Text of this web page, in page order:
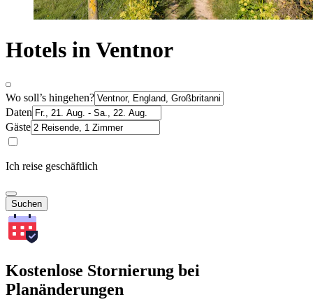
Hotels in Ventnor
Wo soll’s hingehen?
Daten
Gäste
Ich reise geschäftlich
Suchen
Kostenlose Stornierung bei
Planänderungen